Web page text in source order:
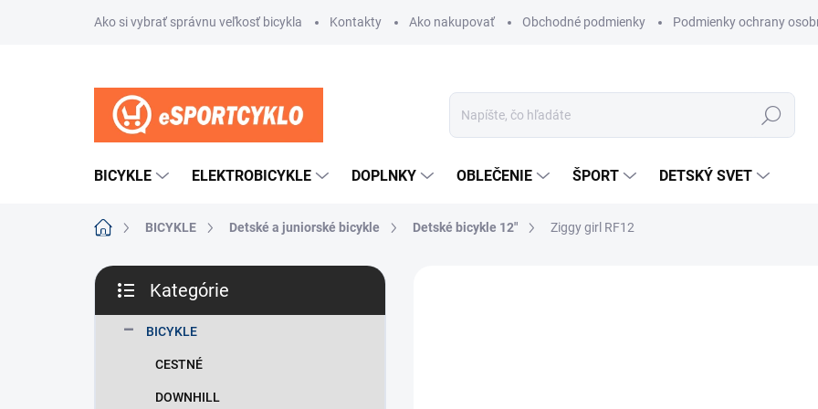
Ako si vybrať správnu veľkosť bicykla Kontakty Ako nakupovať Obchodné podmienky Podmienky ochrany
Hľadať
BICYKLE ELEKTROBICYKLE DOPLNKY OBLEČENIE ŠPORT DETSKÝ SVET
DomovBICYKLE Detské a juniorské bicykle Detské bicykle 12" Ziggy girl RF12
B
č
kategórie
Kategórie
BICYKLE
CESTNÉ
DOWNHILL